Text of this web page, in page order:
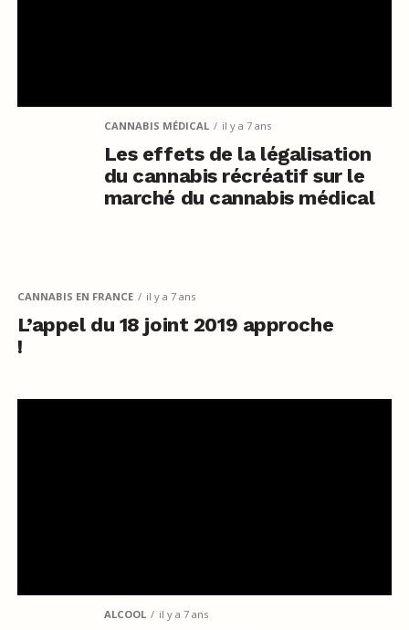
CANNABIS MÉDICAL il y a 7 ans
Les effets de la légalisation
du cannabis récréatif sur le
marché du cannabis médical
CANNABIS EN FRANCE il y a 7 ans
L’appel du 18 joint 2019 approche
!
ALCOOL il y a 7 ans